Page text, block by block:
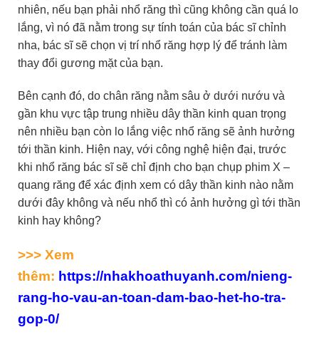
nhiên, nếu bạn phải nhổ răng thì cũng không cần quá lo
lắng, vì nó đã nằm trong sự tính toán của bác sĩ chỉnh
nha, bác sĩ sẽ chọn vị trí nhổ răng hợp lý để tránh làm
thay đổi gương mặt của bạn.
Bên cạnh đó, do chân răng nằm sâu ở dưới nướu và
gần khu vực tập trung nhiều dây thần kinh quan trọng
nên nhiều bạn còn lo lắng việc nhổ răng sẽ ảnh hưởng
tới thần kinh. Hiện nay, với công nghệ hiện đại, trước
khi nhổ răng bác sĩ sẽ chỉ định cho bạn chụp phim X –
quang răng để xác định xem có dây thần kinh nào nằm
dưới đây không và nếu nhổ thì có ảnh hưởng gì tới thần
kinh hay không?
>>> Xem
thêm: https://nhakhoathuyanh.com/nieng-
rang-ho-vau-an-toan-dam-bao-het-ho-tra-
gop-0/